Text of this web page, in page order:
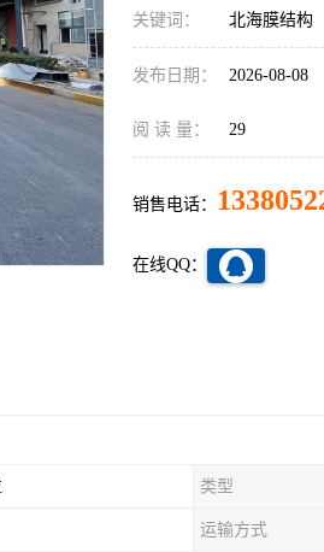
关键词： 北海膜结构
发布日期： 2026-08-08
阅 读 量： 29
销售电话：
在线QQ：
类型
运输方式